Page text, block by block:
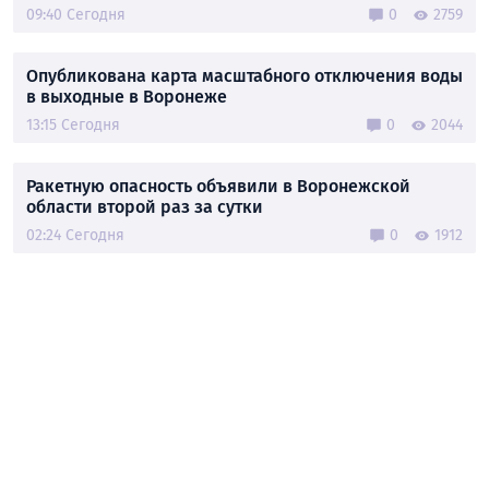
09:40 Сегодня 0 2759
Опубликована карта масштабного отключения воды
в выходные в Воронеже
13:15 Сегодня 0 2044
Ракетную опасность объявили в Воронежской
области второй раз за сутки
02:24 Сегодня 0 1912